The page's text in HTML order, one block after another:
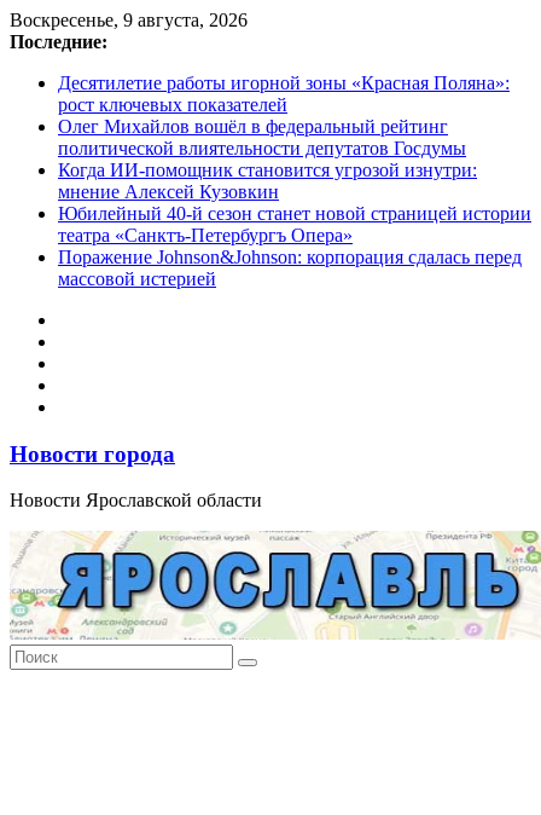
Перейти
к
Воскресенье, 9 августа, 2026
Последние:
Десятилетие работы игорной зоны «Красная Поляна»:
рост ключевых показателей
Олег Михайлов вошёл в федеральный рейтинг
политической влиятельности депутатов Госдумы
Когда ИИ-помощник становится угрозой изнутри:
мнение Алексей Кузовкин
Юбилейный 40-й сезон станет новой страницей истории
театра «Санктъ-Петербургъ Опера»
Поражение Johnson&Johnson: корпорация сдалась перед
массовой истерией
Новости города
Новости Ярославской области